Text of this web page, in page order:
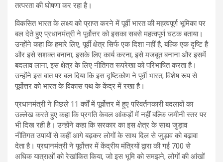
तत्परता की घोषणा कर रहा है।
विकसित भारत के लक्ष्य को प्राप्त करने में पूर्वी भारत की महत्वपूर्ण भूमिका पर
बल देते हुए प्रधानमंत्री ने पूर्वोत्तर को इसका सबसे महत्वपूर्ण घटक बताया।
उन्होंने कहा कि हमारे लिए, पूर्वी क्षेत्र सिर्फ एक दिशा नहीं है, बल्कि एक दृष्टि है
और इसे सशक्त बनाना, इसके लिए कार्य करना, इसे मजबूत बनाना और इसमें
बदलाव लाना, इस क्षेत्र के लिए नीतिगत रूपरेखा को परिभाषित करता है।
उन्होंने इस बात पर बल दिया कि इस दृष्टिकोण ने पूर्वी भारत, विशेष रूप से
पूर्वोत्तर को भारत के विकास पथ के केंद्र में रखा है।
प्रधानमंत्री ने पिछले 11 वर्षों में पूर्वोत्तर में हुए परिवर्तनकारी बदलावों का
उल्लेख करते हुए कहा कि प्रगति केवल आंकड़ों में नहीं बल्कि जमीनी स्तर पर
भी दिख रही है। उन्होंने कहा कि सरकार का इस क्षेत्र के साथ जुड़ाव
नीतिगत उपायों से कहीं आगे बढ़कर लोगों के साथ दिल से जुड़ाव को बढ़ावा
देता है। प्रधानमंत्री ने पूर्वोत्तर में केंद्रीय मंत्रियों द्वारा की गई 700 से
अधिक यात्राओं को रेखांकित किया, जो इस भूमि को समझने, लोगों की आंखों